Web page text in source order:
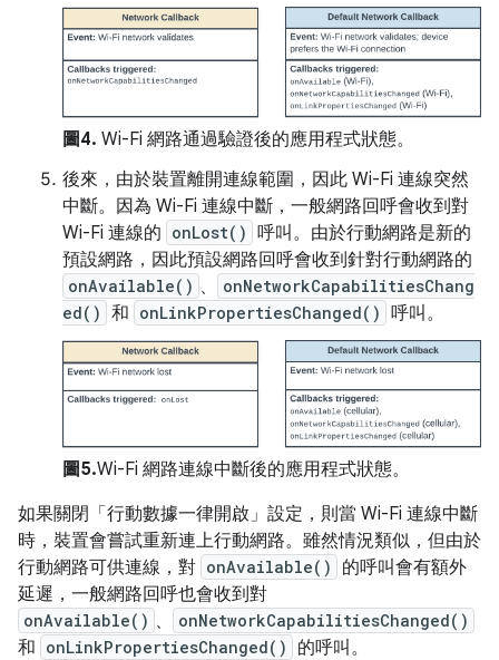
圖4. Wi-Fi 網路通過驗證後的應用程式狀態。
後來，由於裝置離開連線範圍，因此 Wi-Fi 連線突然
中斷。因為 Wi-Fi 連線中斷，一般網路回呼會收到對
Wi-Fi 連線的 onLost() 呼叫。由於行動網路是新的
預設網路，因此預設網路回呼會收到針對行動網路的
onAvailable() 、
onNetworkCapabilitiesChang
ed() 和 onLinkPropertiesChanged() 呼叫。
圖5.Wi-Fi 網路連線中斷後的應用程式狀態。
如果關閉「行動數據一律開啟」 設定，則當 Wi-Fi 連線中斷
時，裝置會嘗試重新連上行動網路。雖然情況類似，但由於
行動網路可供連線，對 onAvailable()
的呼叫會有額外
延遲，一般網路回呼也會收到對
onAvailable() 、 onNetworkCapabilitiesChanged()
和 onLinkPropertiesChanged() 的呼叫。